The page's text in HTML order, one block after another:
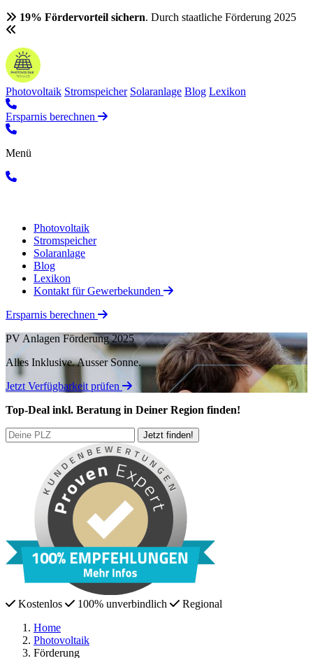
19% Fördervorteil sichern. Durch staatliche Förderung 2025
Photovoltaik Stromspeicher Solaranlage Blog Lexikon
Ersparnis berechnen
Menü
Photovoltaik
Stromspeicher
Solaranlage
Blog
Lexikon
Kontakt für Gewerbekunden
Ersparnis berechnen
PV Anlagen Förderung 2025
Alles Inklusive.Ausser Sonne.
Jetzt Verfügbarkeit prüfen
Top-Deal inkl. Beratung in Deiner Region finden!
Kostenlos 100% unverbindlich
Regional
Home
Photovoltaik
Förderung